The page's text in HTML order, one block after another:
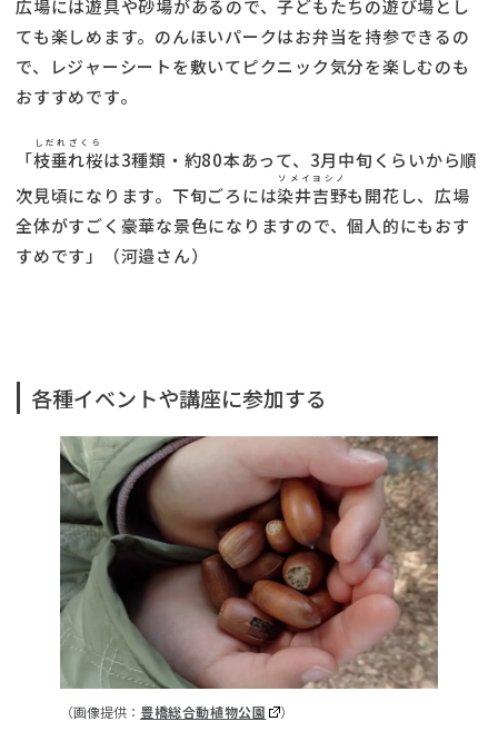
広場には遊具や砂場があるので、子どもたちの遊び場とし
ても楽しめます。のんほいパークはお弁当を持参できるの
で、レジャーシートを敷いてピクニック気分を楽しむのも
おすすめです。
「枝垂れ桜
しだれざくら
は3種類・約80本あって、3月中旬くらいから順
次見頃になります。下旬ごろには染井吉野
ソメイヨシノ
も開花し、広場
全体がすごく豪華な景色になりますので、個人的にもおす
すめです」（河邉さん）
各種イベントや講座に参加する
（画像提供： 豊橋総合動植物公園 ）